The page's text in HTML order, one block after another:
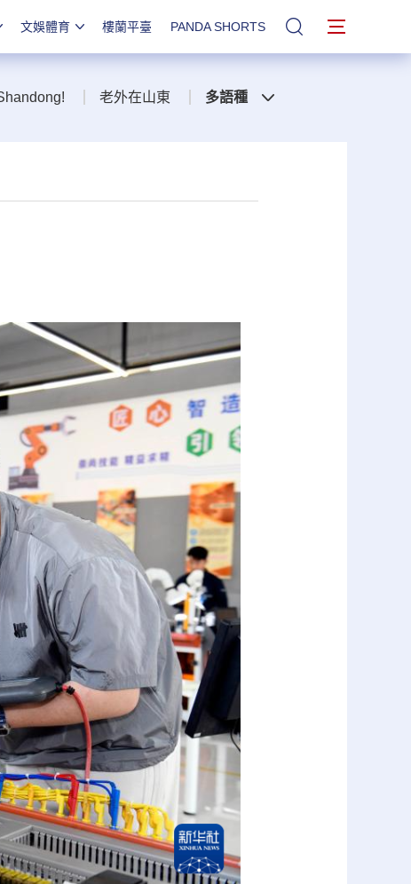
文娛體育 樓蘭平臺 PANDA SHORTS 站內搜索
老外在山東 多語種